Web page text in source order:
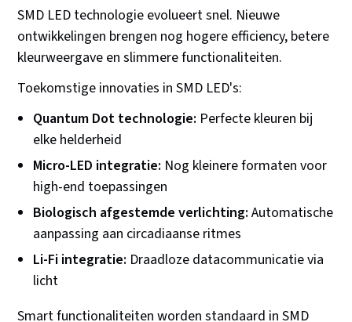
SMD LED technologie evolueert snel. Nieuwe
ontwikkelingen brengen nog hogere efficiency, betere
kleurweergave en slimmere functionaliteiten.
Toekomstige innovaties in SMD LED's:
Quantum Dot technologie: Perfecte kleuren bij
elke helderheid
Micro-LED integratie: Nog kleinere formaten voor
high-end toepassingen
Biologisch afgestemde verlichting: Automatische
aanpassing aan circadiaanse ritmes
Li-Fi integratie: Draadloze datacommunicatie via
licht
Smart functionaliteiten worden standaard in SMD